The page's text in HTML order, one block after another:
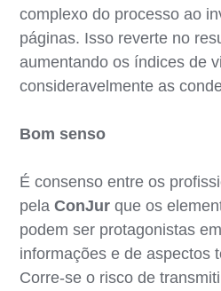
complexo do processo ao
páginas. Isso reverte no
aumentando os índices de
consideravelmente as
Bom senso
É consenso entre os
pelaConJur que os
podem ser protagonistas
informações e de aspectos
Corre-se o risco de